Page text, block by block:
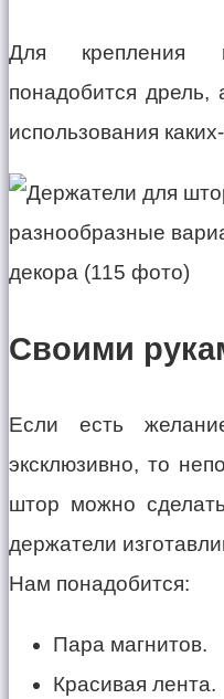
Для крепления
понадобится дрель,
использования
Своими
Если есть
эксклюзивно, то
штор можно
держатели
Нам понадобится:
Пара магнитов.
Красивая лента.